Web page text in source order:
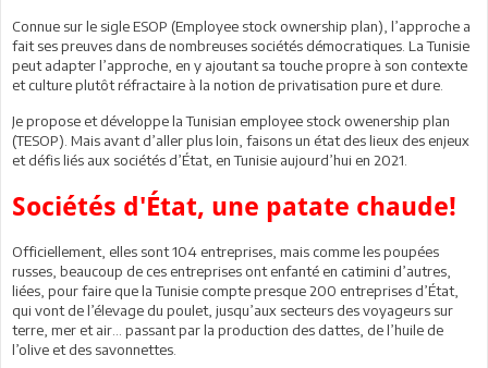
Connue sur le sigle ESOP (Employee stock ownership plan), l’approche a
fait ses preuves dans de nombreuses sociétés démocratiques. La Tunisie
peut adapter l’approche, en y ajoutant sa touche propre à son contexte
et culture plutôt réfractaire à la notion de privatisation pure et dure.
Je propose et développe la Tunisian employee stock owenership plan
(TESOP). Mais avant d’aller plus loin, faisons un état des lieux des enjeux
et défis liés aux sociétés d’État, en Tunisie aujourd’hui en 2021.
Sociétés d'État, une patate chaude!
Officiellement, elles sont 104 entreprises, mais comme les poupées
russes, beaucoup de ces entreprises ont enfanté en catimini d’autres,
liées, pour faire que la Tunisie compte presque 200 entreprises d’État,
qui vont de l’élevage du poulet, jusqu’aux secteurs des voyageurs sur
terre, mer et air… passant par la production des dattes, de l’huile de
l’olive et des savonnettes.